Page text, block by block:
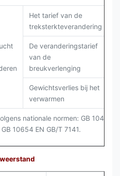
Het tarief van de
treksterkteverandering
De veranderingstarief
van de
breukverlenging
Gewichtsverlies bij het
verwarmen
nationale normen: GB 1040,
10654 EN GB/T 7141.